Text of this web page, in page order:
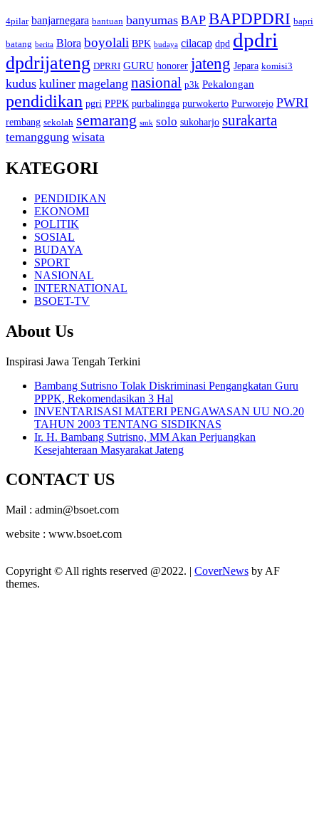
4pilar banjarnegara bantuan banyumas BAP BAPDPDRI bapri
batang berita Blora boyolali BPK budaya cilacap dpd dpdri
dpdrijateng DPRRI GURU honorer jateng Jepara komisi3
kudus kuliner magelang nasional p3k Pekalongan
pendidikan pgri PPPK purbalingga purwokerto Purworejo PWRI
rembang sekolah semarang smk solo sukoharjo surakarta
temanggung wisata
KATEGORI
PENDIDIKAN
EKONOMI
POLITIK
SOSIAL
BUDAYA
SPORT
NASIONAL
INTERNATIONAL
BSOET-TV
About Us
Inspirasi Jawa Tengah Terkini
Bambang Sutrisno Tolak Diskriminasi Pengangkatan Guru
PPPK, Rekomendasikan 3 Hal
INVENTARISASI MATERI PENGAWASAN UU NO.20
TAHUN 2003 TENTANG SISDIKNAS
Ir. H. Bambang Sutrisno, MM Akan Perjuangkan
Kesejahteraan Masyarakat Jateng
CONTACT US
Mail : admin@bsoet.com
website : www.bsoet.com
Copyright © All rights reserved @2022. | CoverNews by AF
themes.